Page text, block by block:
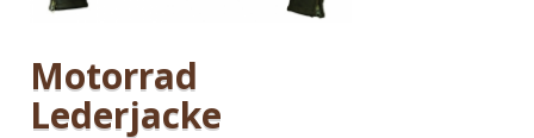
Motorrad
Lederjacke